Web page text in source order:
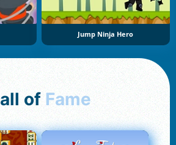
Jump Ninja Hero
Hall of Fame